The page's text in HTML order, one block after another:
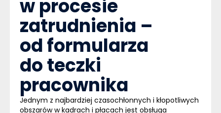
w procesie
zatrudnienia –
od formularza
do teczki
pracownika
Jednym z najbardziej czasochłonnych i kłopotliwych
obszarów w kadrach i płacach jest obsługa